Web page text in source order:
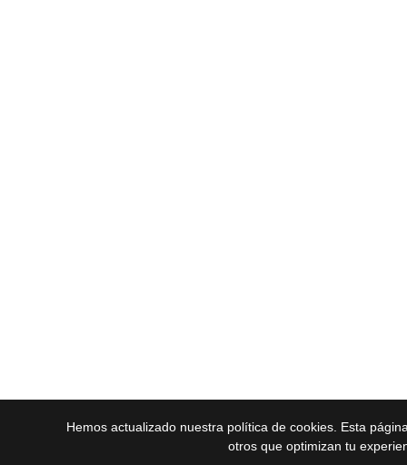
Hemos actualizado nuestra política de cookies. Esta
otros que optimizan tu